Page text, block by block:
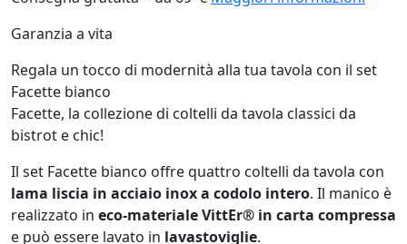
Garanzia a vita
Regala un tocco di modernità alla tua tavola con il set
Facette bianco
Facette, la collezione di coltelli da tavola classici da
bistrot e chic!
Il set Facette bianco offre quattro coltelli da tavola con
lama liscia in acciaio inox a codolo intero. Il manico è
realizzato in eco-materiale VittEr® in carta compressa
e può essere lavato in lavastoviglie.